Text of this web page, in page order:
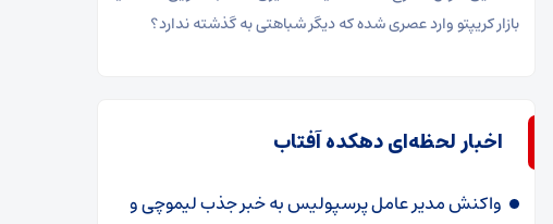
بازار کریپتو وارد عصری شده که دیگر شباهتی به گذشته ندارد؟
اخبار لحظه‌ای دهکده آفتاب
واکنش مدیر عامل پرسپولیس به خبر جذب لیموچی و